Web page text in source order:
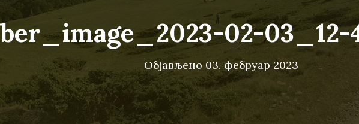
02-03_12-
Објављено 03. фебруар 2023